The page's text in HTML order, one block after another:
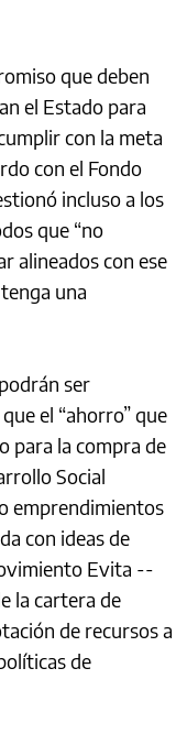
que deben
el Estado para
con la meta
con el Fondo
incluso a los
que “no
alineados con ese
una
ser
el “ahorro” que
para la compra de
Social
emprendimientos
con ideas de
Evita --
la cartera de
de recursos a
de